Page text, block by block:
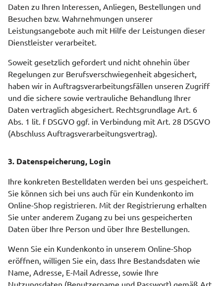
Daten zu Ihren Interessen, Anliegen, Bestellungen und
Besuchen bzw. Wahrnehmungen unserer
Leistungsangebote auch mit Hilfe der Leistungen dieser
Dienstleister verarbeitet.
Soweit gesetzlich gefordert und nicht ohnehin über
Regelungen zur Berufsverschwiegenheit abgesichert,
haben wir in Auftragsverarbeitungsfällen unseren Zugriff
und die sichere sowie vertrauliche Behandlung Ihrer
Daten vertraglich abgesichert. Rechtsgrundlage Art. 6
Abs. 1 lit. f DSGVO ggf. in Verbindung mit Art. 28 DSGVO
(Abschluss Auftragsverarbeitungsvertrag).
3. Datenspeicherung, Login
Ihre konkreten Bestelldaten werden bei uns gespeichert.
Sie können sich bei uns auch für ein Kundenkonto im
Online-Shop registrieren. Mit der Registrierung erhalten
Sie unter anderem Zugang zu bei uns gespeicherten
Daten über Ihre Person und über Ihre Bestellungen.
Wenn Sie ein Kundenkonto in unserem Online-Shop
eröffnen, willigen Sie ein, dass Ihre Bestandsdaten wie
Name, Adresse, E-Mail Adresse, sowie Ihre
Nutzungsdaten (Benutzername und Passwort) gemäß Art.